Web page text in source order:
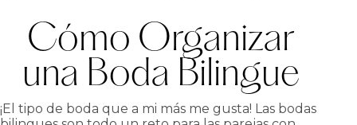
Cómo Organizar
una Boda Bilingue
¡El tipo de boda que a mi más me gusta! Las bodas